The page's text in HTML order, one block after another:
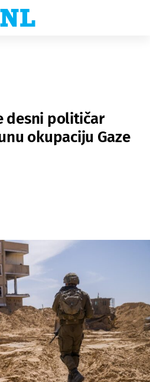
desni političar
okupaciju Gaze